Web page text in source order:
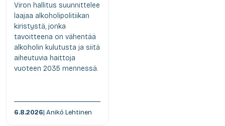
Viron hallitus suunnittelee
laajaa alkoholipolitiikan
kiristystä, jonka
tavoitteena on vähentää
alkoholin kulutusta ja siitä
aiheutuvia haittoja
vuoteen 2035 mennessä.
6.8.2026| Anikó Lehtinen